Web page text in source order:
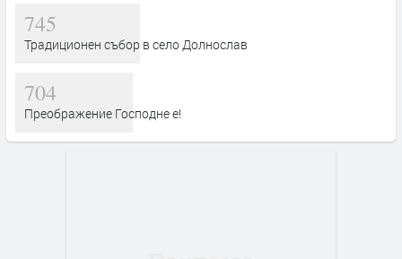
745
Традиционен събор в село Долнослав
704
Преображение Господне е!